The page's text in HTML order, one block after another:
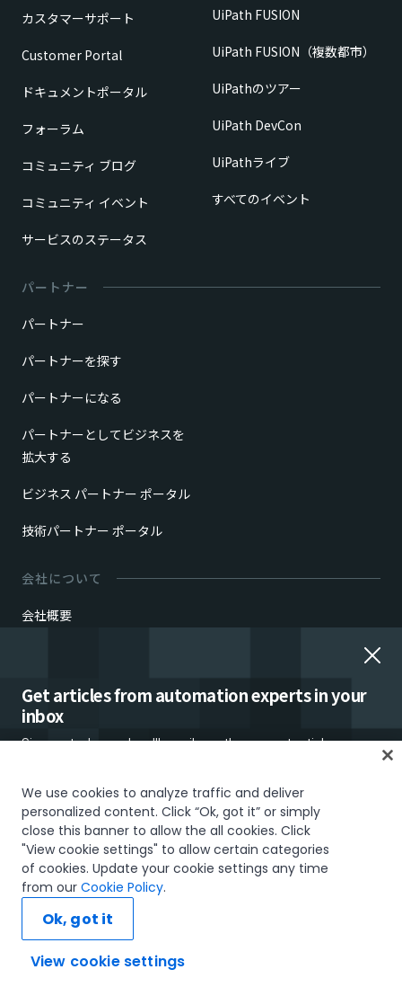
Get articles from automation experts in your
inbox
Sign up today and we'll email you the newest articles every
I would like to receive communications about UiPath tailored to my interests
and preferences, including latest news about products, services, events and
カスタマーサポート
Customer Portal
ドキュメントポータル
フォーラム
コミュニティ ブログ
コミュニティ イベント
サービスのステータス
UiPath FUSION
UiPath FUSION（複数都市）
UiPathのツアー
UiPath DevCon
UiPathライブ
すべてのイベント
パートナー
パートナー
パートナーを探す
パートナーになる
パートナーとしてビジネスを
拡大する
ビジネス パートナー ポータル
技術パートナー ポータル
会社について
会社概要
採用情報
Careers Blog
IR（投資家向け情報）
信頼とセキュリティ
UiPathによるUiPathの活用
弊社の影響
We use cookies to analyze traffic and deliver
personalized content. Click “Ok, got it” or simply
close this banner to allow the all cookies. Click
"View cookie settings" to allow certain categories
of cookies. Update your cookie settings any time
from our Cookie Policy.
View cookie settings
Ok, got it